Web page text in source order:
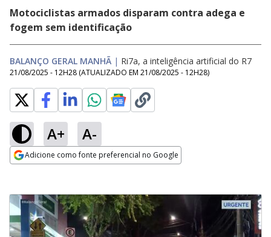
Motociclistas armados disparam contra adega e
fogem sem identificação
BALANÇO GERAL MANHÃ | Ri7a, a inteligência artificial do R7
21/08/2025 - 12H28 (ATUALIZADO EM 21/08/2025 - 12H28)
A+ A-
Adicione como fonte preferencial no Google